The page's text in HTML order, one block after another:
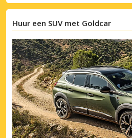
Huur een SUV met Goldcar